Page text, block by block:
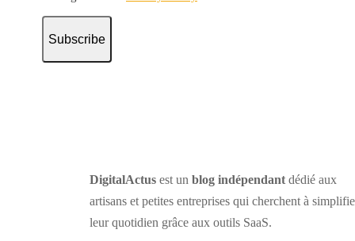
Subscribe
DigitalActus est un blog indépendant dédié aux
artisans et petites entreprises qui cherchent à
leur quotidien grâce aux outils SaaS.